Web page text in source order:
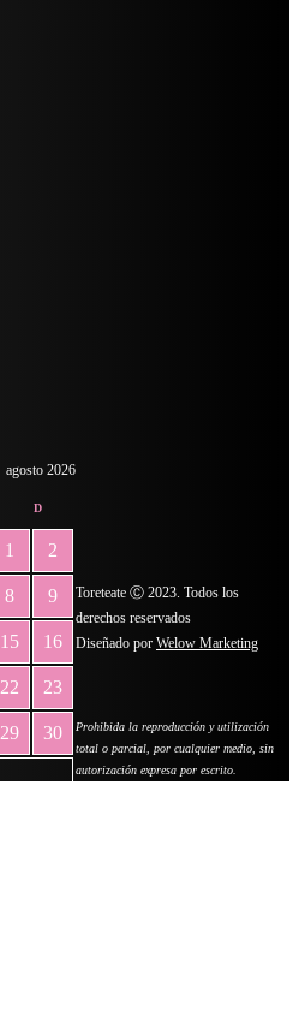
agosto 2026
D
1 2
8 9
15 16
22 23
29 30
Toreteate Ⓒ 2023. Todos los
derechos reservados
Diseñado por Welow Marketing
Prohibida la reproducción y utilización
total o parcial, por cualquier medio, sin
autorización expresa por escrito.